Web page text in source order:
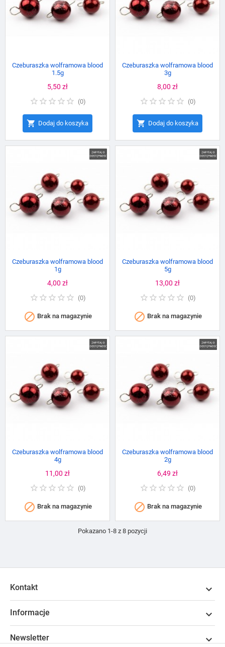
Czeburaszka wolframowa blood
1.5g
Cena
5,50 zł
(0)
 Dodaj do koszyka
Czeburaszka wolframowa blood
3g
Cena
8,00 zł
(0)
 Dodaj do koszyka
Czeburaszka wolframowa blood
1g
Cena
4,00 zł
(0)
 Brak na magazynie
Czeburaszka wolframowa blood
5g
Cena
13,00 zł
(0)
 Brak na magazynie
Czeburaszka wolframowa blood
4g
Cena
11,00 zł
(0)
 Brak na magazynie
Czeburaszka wolframowa blood
2g
Cena
6,49 zł
(0)
 Brak na magazynie
Pokazano 1-8 z 8 pozycji
Kontakt 
Informacje 
Newsletter 